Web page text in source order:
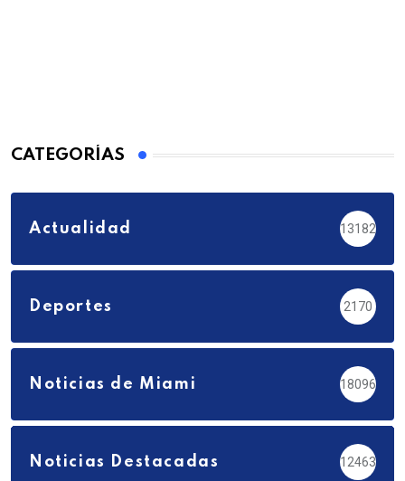
CATEGORÍAS
Actualidad 13182
Deportes 2170
Noticias de Miami 18096
Noticias Destacadas 12463